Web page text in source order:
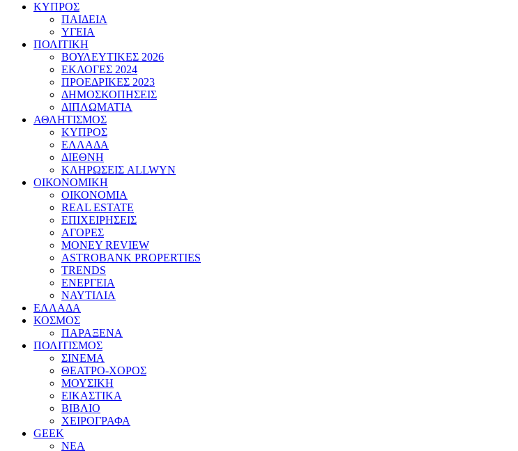
ΚΥΠΡΟΣ
ΠΑΙΔΕΙΑ
ΥΓΕΙΑ
ΠΟΛΙΤΙΚΗ
ΒΟΥΛΕΥΤΙΚΕΣ 2026
ΕΚΛΟΓΕΣ 2024
ΠΡΟΕΔΡΙΚΕΣ 2023
ΔΗΜΟΣΚΟΠΗΣΕΙΣ
ΔΙΠΛΩΜΑΤΙΑ
ΑΘΛΗΤΙΣΜΟΣ
ΚΥΠΡΟΣ
ΕΛΛΑΔΑ
ΔΙΕΘΝΗ
ΚΛΗΡΩΣΕΙΣ ALLWYN
ΟΙΚΟΝΟΜΙΚΗ
ΟΙΚΟΝΟΜΙΑ
REAL ESTATE
ΕΠΙΧΕΙΡΗΣΕΙΣ
ΑΓΟΡΕΣ
MONEY REVIEW
ASTROBANK PROPERTIES
TRENDS
ΕΝΕΡΓΕΙΑ
ΝΑΥΤΙΛΙΑ
ΕΛΛΑΔΑ
ΚΟΣΜΟΣ
ΠΑΡΑΞΕΝΑ
ΠΟΛΙΤΙΣΜΟΣ
ΣΙΝΕΜΑ
ΘΕΑΤΡΟ-ΧΟΡΟΣ
ΜΟΥΣΙΚΗ
ΕΙΚΑΣΤΙΚΑ
ΒΙΒΛΙΟ
ΧΕΙΡΟΓΡΑΦΑ
GEEK
ΝΕΑ